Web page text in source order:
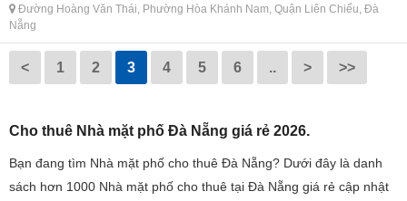
Đường Hoàng Văn Thái, Phường Hòa Khánh Nam, Quận Liên Chiểu, Đà
Nẵng
< 1 2 3 4 5 6 .. > >>
Cho thuê Nhà mặt phố Đà Nẵng giá rẻ 2026.
Bạn đang tìm Nhà mặt phố cho thuê Đà Nẵng? Dưới đây là danh
sách hơn 1000 Nhà mặt phố cho thuê tại Đà Nẵng giá rẻ cập nhật